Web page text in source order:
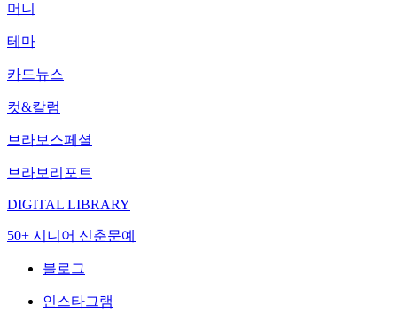
머니
테마
카드뉴스
컷&칼럼
브라보스페셜
브라보리포트
DIGITAL LIBRARY
50+ 시니어 신춘문예
블로그
인스타그램